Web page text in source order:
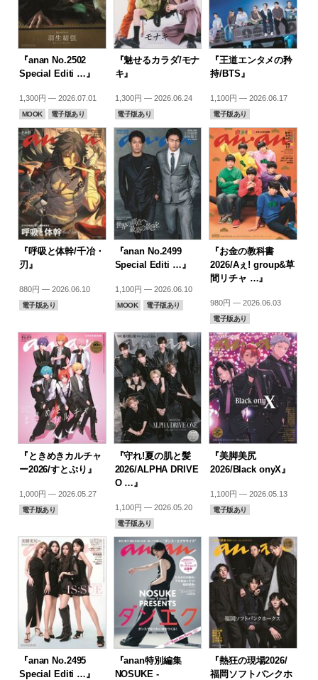
『anan No.2502
Special Editi …』
1,300円 — 2026.07.01
MOOK 電子版あり
『魅せるカラダ/モナ
キ』
1,300円 — 2026.06.24
電子版あり
『王道エンタメの矜
持/BTS』
1,100円 — 2026.06.17
電子版あり
『呼吸と体幹/千冶・
刃』
880円 — 2026.06.10
電子版あり
『anan No.2499
Special Editi …』
1,100円 — 2026.06.10
MOOK 電子版あり
『お金の教科書
2026/Aぇ! group&草
間リチャ …』
980円 — 2026.06.03
電子版あり
『ときめきカルチャ
ー2026/すとぷり』
1,000円 — 2026.05.27
電子版あり
『守れ!夏の肌と髪
2026/ALPHA DRIVE
O …』
1,100円 — 2026.05.20
電子版あり
『美脚美尻
2026/Black onyX』
1,100円 — 2026.05.13
電子版あり
『anan No.2495
Special Editi …』
『anan特別編集
NOSUKE -
『熱狂の現場2026/
福岡ソフトバンクホ